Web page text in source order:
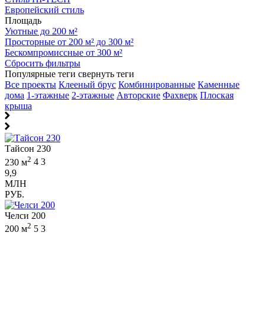
Европейский стиль
Площадь
Уютные до 200 м²
Просторные от 200 м² до 300 м²
Бескомпромиссные от 300 м²
Сбросить фильтры
Популярные теги свернуть теги
Все проекты Клееный брус Комбинированные Каменные
дома 1-этажные 2-этажные Авторские Фахверк Плоская
крыша
Тайсон 230
230 м2 4 3
9,9
МЛН
РУБ.
Челси 200
200 м2 5 3